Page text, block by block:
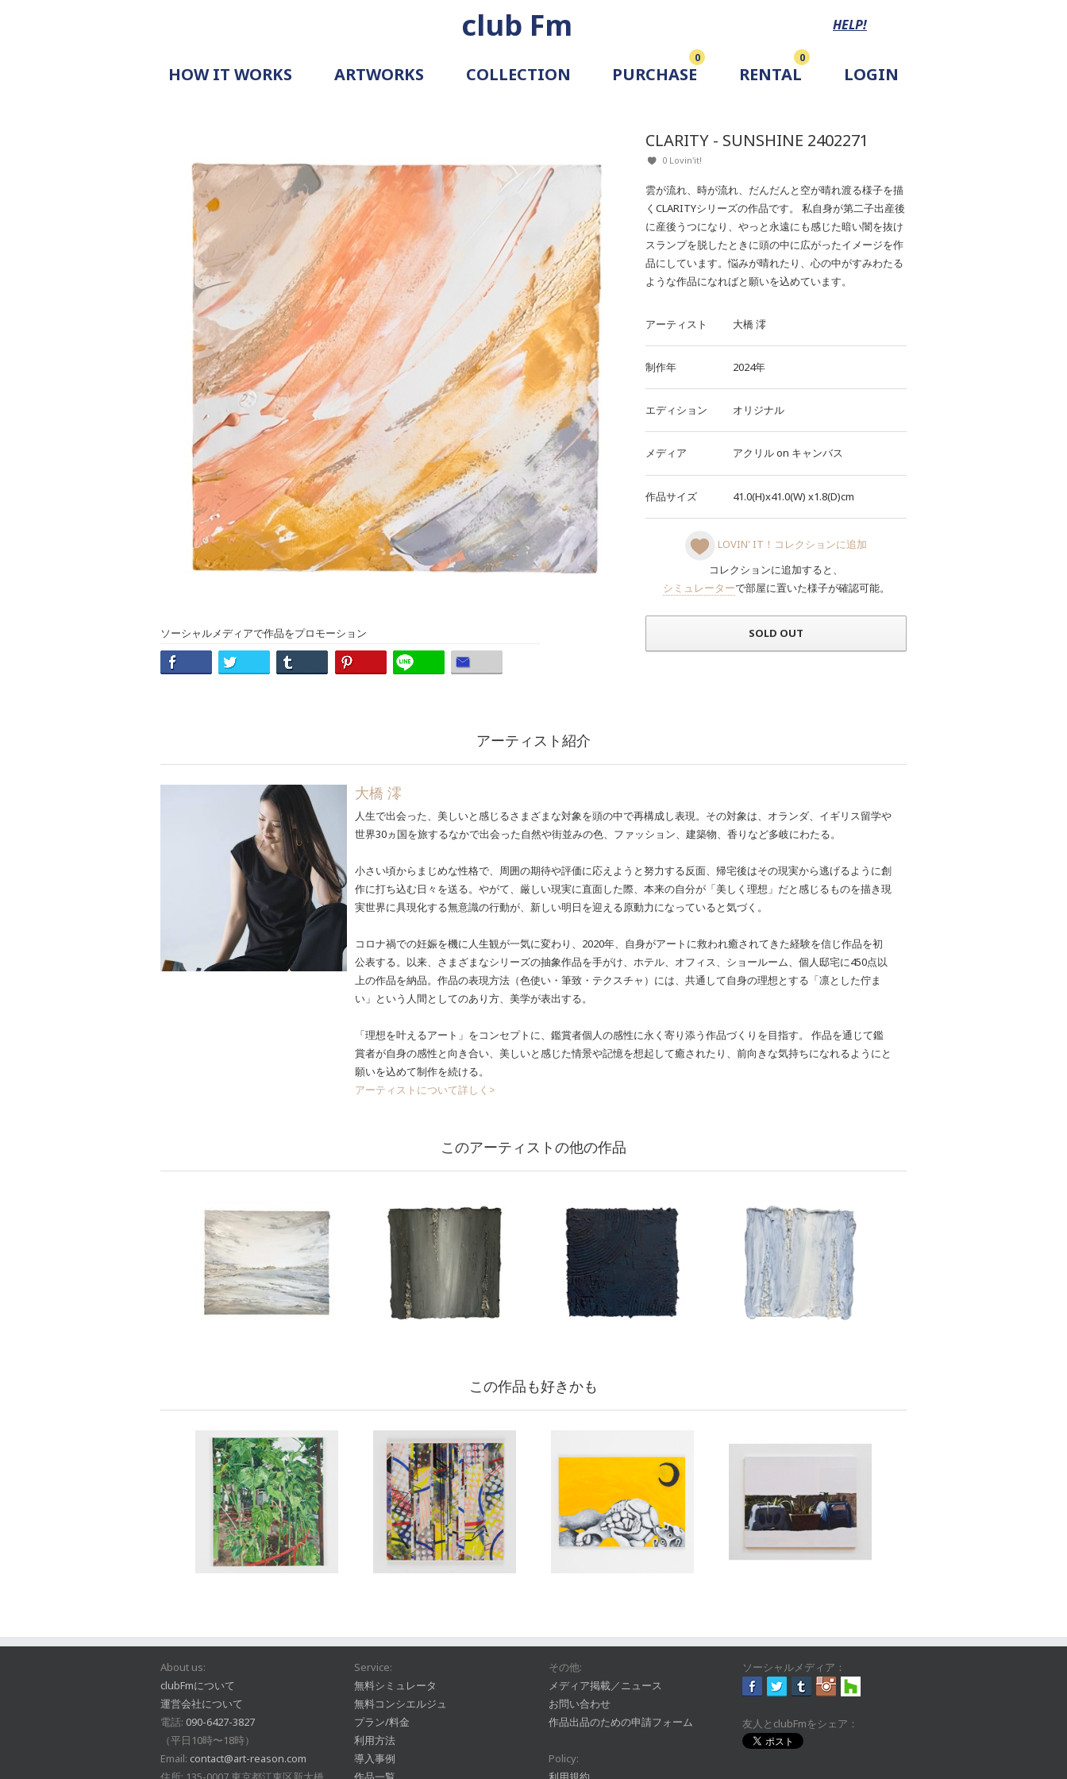
club Fm HELP!
HOW IT WORKS
EXAMPLE
DOCUMENT
REQUEST
ARTWORKS
COLLECTION
PURCHASE
0
RENTAL
0
LOGIN
ソーシャルメディアで作品をプロモーション
CLARITY - SUNSHINE 2402271
0 Lovin'it!
雲が流れ、時が流れ、だんだんと空が晴れ渡る様子を描
くCLARITYシリーズの作品です。 私自身が第二子出産後
に産後うつになり、やっと永遠にも感じた暗い闇を抜け
スランプを脱したときに頭の中に広がったイメージを作
品にしています。悩みが晴れたり、心の中がすみわたる
ような作品になればと願いを込めています。
アーティスト 大橋 澪
制作年 2024年
エディション オリジナル
メディア アクリルon キャンバス
作品サイズ 41.0(H)x41.0(W) x1.8(D)cm
LOVIN' IT！コレクションに追加
コレクションに追加すると、
シミュレーターで部屋に置いた様子が確認可能。
SOLD OUT
アーティスト紹介
大橋 澪
人生で出会った、美しいと感じるさまざまな対象を頭の中で再構成し表現。その対象は、オランダ、イギリス留学や
世界30ヵ国を旅するなかで出会った自然や街並みの色、ファッション、建築物、香りなど多岐にわたる。
小さい頃からまじめな性格で、周囲の期待や評価に応えようと努力する反面、帰宅後はその現実から逃げるように創
作に打ち込む日々を送る。やがて、厳しい現実に直面した際、本来の自分が「美しく理想」だと感じるものを描き現
実世界に具現化する無意識の行動が、新しい明日を迎える原動力になっていると気づく。
コロナ禍での妊娠を機に人生観が一気に変わり、2020年、自身がアートに救われ癒されてきた経験を信じ作品を初
公表する。以来、さまざまなシリーズの抽象作品を手がけ、ホテル、オフィス、ショールーム、個人邸宅に450点以
上の作品を納品。作品の表現方法（色使い・筆致・テクスチャ）には、共通して自身の理想とする「凛とした佇ま
い」という人間としてのあり方、美学が表出する。
「理想を叶えるアート」をコンセプトに、鑑賞者個人の感性に永く寄り添う作品づくりを目指す。 作品を通じて鑑
賞者が自身の感性と向き合い、美しいと感じた情景や記憶を想起して癒されたり、前向きな気持ちになれるようにと
願いを込めて制作を続ける。
アーティストについて詳しく>
このアーティストの他の作品
この作品も好きかも
About us:
clubFmについて
運営会社について
電話: 090-6427-3827
（平日10時〜18時）
Email: contact@art-reason.com
Service:
無料シミュレータ
無料コンシエルジュ
プラン/料金
利用方法
導入事例
その他:
メディア掲載／ニュース
お問い合わせ
作品出品のための申請フォーム
Policy:
ソーシャルメディア：
友人とclubFmをシェア：